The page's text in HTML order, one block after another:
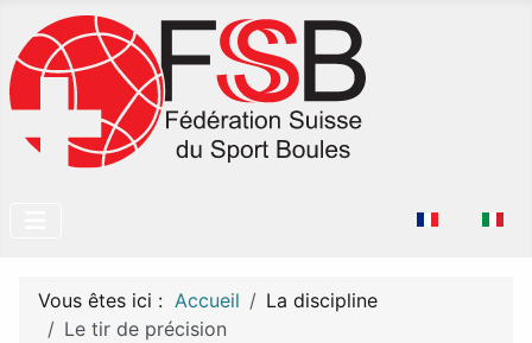
Sélectionnez
Vous êtes ici : Accueil
La discipline
Le tir de précision